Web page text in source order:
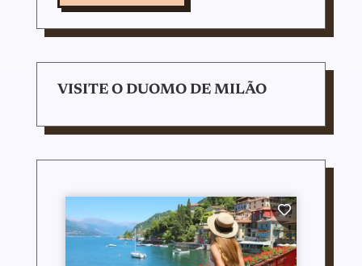
VISITE O DUOMO DE MILÃO